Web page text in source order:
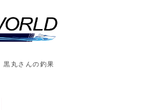
黒丸さんの釣果